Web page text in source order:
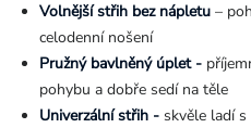
Volnější střih bez nápletu –
celodenní nošení
Pružný bavlněný úplet -
pohybu a dobře sedí na těle
Univerzální střih - skvěle ladí